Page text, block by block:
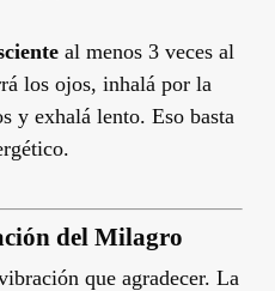
al menos 3 veces al
los ojos, inhalá por la
y exhalá lento. Eso basta
del Milagro
que agradecer. La